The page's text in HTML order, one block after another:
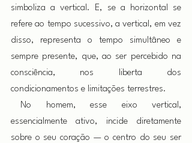
simboliza a vertical. E, se a horizontal se
refere ao tempo sucessivo, a vertical, em vez
disso, representa o tempo simultâneo e
sempre presente, que, ao ser percebido na
consciência, nos liberta dos
condicionamentos e limitações terrestres.
No homem, esse eixo vertical,
essencialmente ativo, incide diretamente
sobre o seu coração — o centro do seu ser